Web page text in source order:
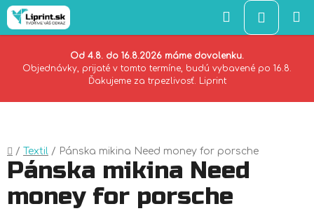
Od 4.8. do 16.8.2026 máme dovolenku.
Objednávky, prijaté v tomto termíne, budú vybavené po 16.8.
Ďakujeme za trpezlivosť. Liprint
Hľadať
KOŠÍK
Domov
/ Textil / Pánska mikina Need money for porsche
Pánska mikina Need
money for porsche